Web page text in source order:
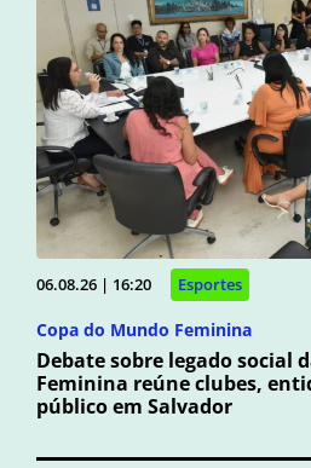
06.08.26 | 16:20 Esportes
Copa do Mundo Feminina
Debate sobre legado social
Feminina reúne clubes,
público em Salvador